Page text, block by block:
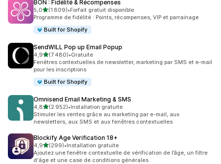
BON : Fidélité & Récompenses
5,0étoile(s) sur 5
(1 809)
1809 avis au total
•Forfait gratuit disponible
Programme de fidélité : Points, récompenses, VIP et parrainage
Built for Shopify
SendWILL Pop up Email Popup
4,9étoile(s) sur 5
(7 480)
7480 avis au total
•Gratuite
Fenêtres contextuelles de newsletter, marketing par SMS et e-mail
pour les inscriptions
Built for Shopify
Omnisend Email Marketing & SMS
4,8étoile(s) sur 5
(2 952)
2952 avis au total
•Installation gratuite
Stimuler les ventes grâce au marketing par e-mail, aux
newsletters, aux SMS et aux fenêtres contextuelles
Blockify Age Verification 18+
4,9étoile(s) sur 5
(299)
299 avis au total
•Installation gratuite
Ajoutez une fenêtre contextuelle de vérification de l’âge, un filtre
d'âge et une case de conditions générales